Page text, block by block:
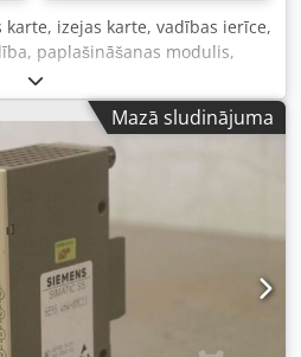
karte, izejas karte, vadības ierīce,
paplašināšanas modulis,
I/O karte, analoģiskais
ieeja, analogā ieeja (Analog
Simatic S5 analoga ieeja (Analog
- Daudzums: pieejami 3
- Kastītes izmēri: 100/45/H135
Db Hysfx Abrer
Mazā sludinājuma